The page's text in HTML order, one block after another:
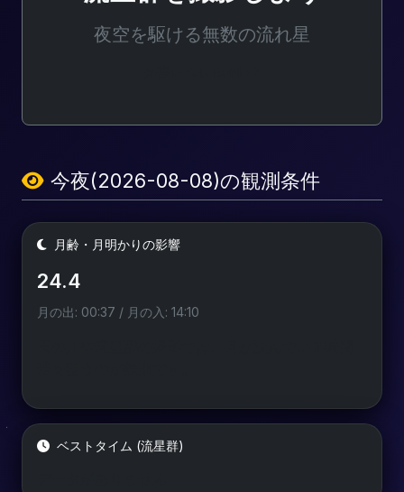
夜空を駆ける無数の流れ星
今夜(2026-08-08)の観測条件
月齢・月明かりの影響
24.4
月の出: 00:37 / 月の入: 14:10
ベストタイム (流星群)